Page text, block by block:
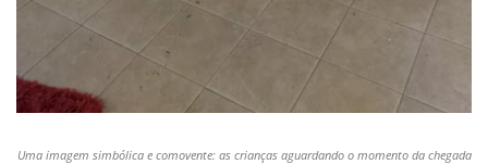
Uma imagem simbólica e comovente: as crianças aguardando o momento da chegada